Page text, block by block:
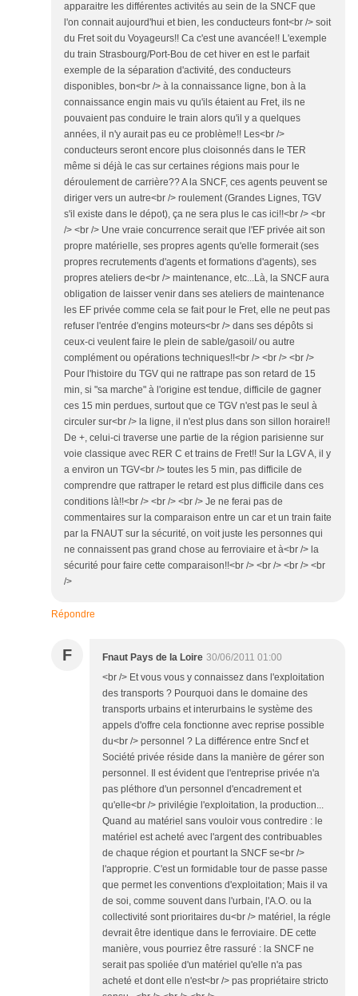
apparaitre les différentes activités au sein de la SNCF que
l'on connait aujourd'hui et bien, les conducteurs font<br /> soit
du Fret soit du Voyageurs!! Ca c'est une avancée!! L'exemple
du train Strasbourg/Port-Bou de cet hiver en est le parfait
exemple de la séparation d'activité, des conducteurs
disponibles, bon<br /> à la connaissance ligne, bon à la
connaissance engin mais vu qu'ils étaient au Fret, ils ne
pouvaient pas conduire le train alors qu'il y a quelques
années, il n'y aurait pas eu ce problème!! Les<br />
conducteurs seront encore plus cloisonnés dans le TER
même si déjà le cas sur certaines régions mais pour le
déroulement de carrière?? A la SNCF, ces agents peuvent se
diriger vers un autre<br /> roulement (Grandes Lignes, TGV
s'il existe dans le dépot), ça ne sera plus le cas ici!!<br /> <br
/> <br /> Une vraie concurrence serait que l'EF privée ait son
propre matérielle, ses propres agents qu'elle formerait (ses
propres recrutements d'agents et formations d'agents), ses
propres ateliers de<br /> maintenance, etc...Là, la SNCF aura
obligation de laisser venir dans ses ateliers de maintenance
les EF privée comme cela se fait pour le Fret, elle ne peut pas
refuser l'entrée d'engins moteurs<br /> dans ses dépôts si
ceux-ci veulent faire le plein de sable/gasoil/ ou autre
complément ou opérations techniques!!<br /> <br /> <br />
Pour l'histoire du TGV qui ne rattrape pas son retard de 15
min, si "sa marche" à l'origine est tendue, difficile de gagner
ces 15 min perdues, surtout que ce TGV n'est pas le seul à
circuler sur<br /> la ligne, il n'est plus dans son sillon horaire!!
De +, celui-ci traverse une partie de la région parisienne sur
voie classique avec RER C et trains de Fret!! Sur la LGV A, il y
a environ un TGV<br /> toutes les 5 min, pas difficile de
comprendre que rattraper le retard est plus difficile dans ces
conditions là!!<br /> <br /> <br /> Je ne ferai pas de
commentaires sur la comparaison entre un car et un train faite
par la FNAUT sur la sécurité, on voit juste les personnes qui
ne connaissent pas grand chose au ferroviaire et à<br /> la
sécurité pour faire cette comparaison!!<br /> <br /> <br /> <br
/>
Répondre
F Fnaut Pays de la Loire 30/06/2011 01:00
<br /> Et vous vous y connaissez dans l'exploitation
des transports ? Pourquoi dans le domaine des
transports urbains et interurbains le système des
appels d'offre cela fonctionne avec reprise possible
du<br /> personnel ? La différence entre Sncf et
Société privée réside dans la manière de gérer son
personnel. Il est évident que l'entreprise privée n'a
pas pléthore d'un personnel d'encadrement et
qu'elle<br /> privilégie l'exploitation, la production...
Quand au matériel sans vouloir vous contredire : le
matériel est acheté avec l'argent des contribuables
de chaque région et pourtant la SNCF se<br />
l'approprie. C'est un formidable tour de passe passe
que permet les conventions d'exploitation; Mais il va
de soi, comme souvent dans l'urbain, l'A.O. ou la
collectivité sont prioritaires du<br /> matériel, la régle
devrait être identique dans le ferroviaire. DE cette
manière, vous pourriez être rassuré : la SNCF ne
serait pas spoliée d'un matériel qu'elle n'a pas
acheté et dont elle n'est<br /> pas propriétaire stricto